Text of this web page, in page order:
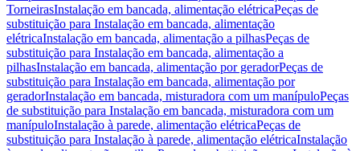
TorneirasInstalação em bancada, alimentação elétricaPeças de
substituição para Instalação em bancada, alimentação
elétricaInstalação em bancada, alimentação a pilhasPeças de
substituição para Instalação em bancada, alimentação a
pilhasInstalação em bancada, alimentação por geradorPeças de
substituição para Instalação em bancada, alimentação por
geradorInstalação em bancada, misturadora com um manípuloPeças
de substituição para Instalação em bancada, misturadora com um
manípuloInstalação à parede, alimentação elétricaPeças de
substituição para Instalação à parede, alimentação elétricaInstalação